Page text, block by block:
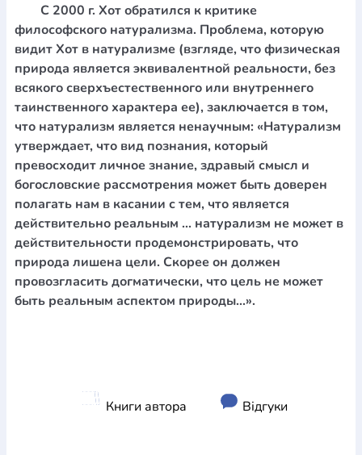
С 2000 г. Хот обратился к критике
философского натурализма. Проблема, которую
видит Хот в натурализме (взгляде, что физическая
природа является эквивалентной реальности, без
всякого сверхъестественного или внутреннего
таинственного характера ее), заключается в том,
что натурализм является ненаучным: «Натурализм
утверждает, что вид познания, который
превосходит личное знание, здравый смысл и
богословские рассмотрения может быть доверен
полагать нам в касании с тем, что является
действительно реальным ... натурализм не может в
действительности продемонстрировать, что
природа лишена цели. Скорее он должен
провозгласить догматически, что цель не может
быть реальным аспектом природы...».
Книги автора Відгуки